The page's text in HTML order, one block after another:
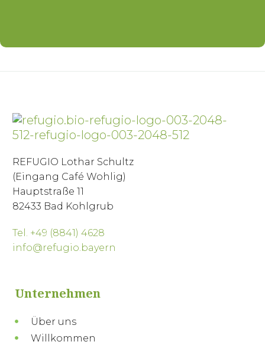
REFUGIO Lothar Schultz
(Eingang Café Wohlig)
Hauptstraße 11
82433 Bad Kohlgrub
Tel. +49 (8841) 4628
info@refugio.bayern
Unternehmen
Über uns
Willkommen